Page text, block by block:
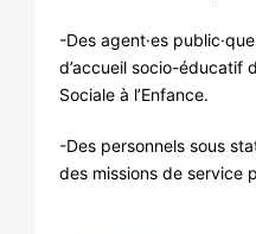
-Des agent·es
d’accueil socio-éducatif
Sociale à l’Enfance.
-Des personnels sous
des missions de service